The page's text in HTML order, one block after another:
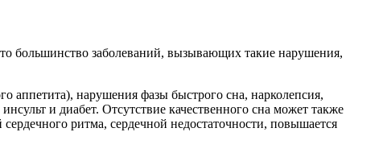
большинство заболеваний, вызывающих такие нарушения,
нарушения фазы быстрого сна, нарколепсия,
и диабет. Отсутствие качественного сна может также
ритма, сердечной недостаточности, повышается